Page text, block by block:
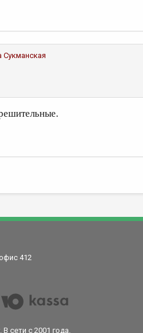
Сукманская
412
сети с 2001 года.